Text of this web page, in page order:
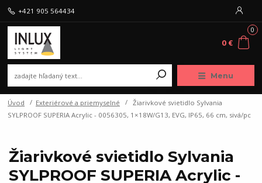
Menu
+421 905 564434
0
0 €
Úvod Exteriérové a priemyselné
Žiarivkové svietidlo Sylvania
SYLPROOF SUPERIA Acrylic - 0056305, 1×18W/G13, EVG, IP65, 66 cm, sivá/pc
Žiarivkové svietidlo Sylvania
SYLPROOF SUPERIA Acrylic -